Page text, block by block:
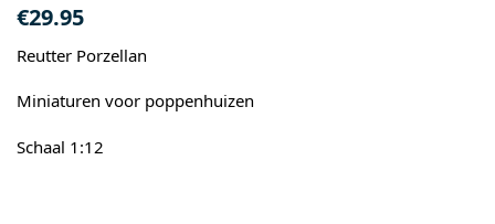
€29.95
Reutter Porzellan
Miniaturen voor poppenhuizen
Schaal 1:12